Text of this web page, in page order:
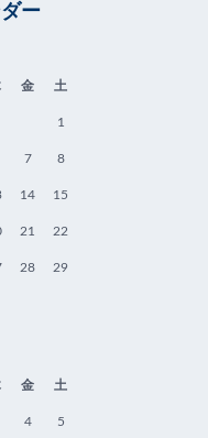
ー
金 土
1
7 8
14 15
21 22
28 29
金 土
4 5